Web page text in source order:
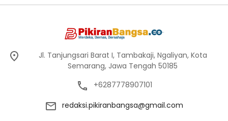
Jl. Tanjungsari Barat I, Tambakaji, Ngaliyan, Kota
Semarang, Jawa Tengah 50185
+6287778907101
redaksi.pikiranbangsa@gmail.com